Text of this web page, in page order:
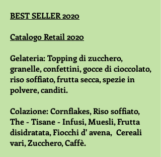
BEST SELLER 2020
Catalogo Retail 2020
Gelateria: Topping di zucchero,
granelle, confettini, gocce di cioccolato,
riso soffiato, frutta secca, spezie in
polvere, canditi.
Colazione: Cornflakes, Riso soffiato,
The - Tisane - Infusi, Muesli, Frutta
disidratata, Fiocchi d' avena, Cereali
vari, Zucchero, Caffè.